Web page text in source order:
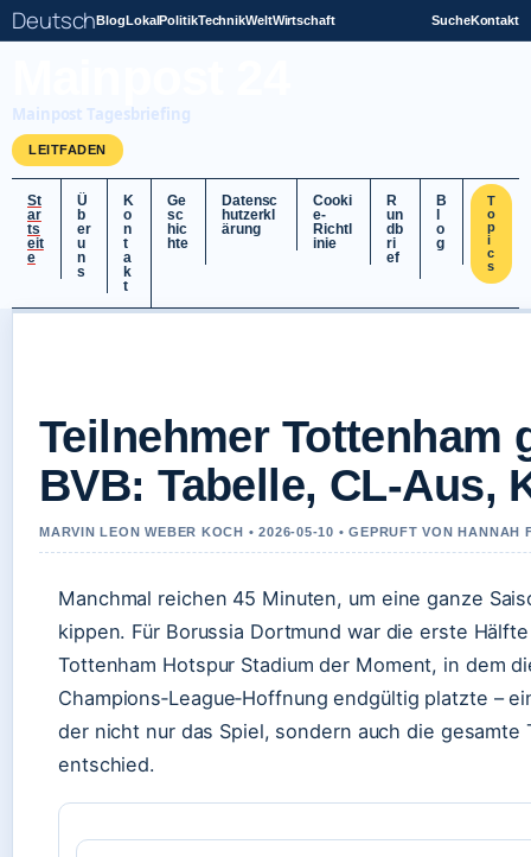
DeutschBlogLokalPolitikTechnikWeltWirtschaft SucheKontakt
Mainpost Tagesbriefing
LEITFADEN
St
ar
ts
eit
e
Ü
b
er
u
n
s
K
o
n
t
a
k
t
Ge
sc
hic
hte
Datensc
hutzerkl
ärung
Cooki
e-
Richtl
inie
R
un
db
ri
ef
B
o
g
T
o
p
i
c
s
Teilnehmer Tottenham
BVB: Tabelle, CL-Aus,
MARVIN LEON WEBER KOCH • 2026-05-10 • GEPRUFT VON HANNAH
Manchmal reichen 45 Minuten, um eine ganze
kippen. Für Borussia Dortmund war die erste
Tottenham Hotspur Stadium der Moment, in dem
Champions‑League‑Hoffnung endgültig platzte –
der nicht nur das Spiel, sondern auch die gesamte
entschied.